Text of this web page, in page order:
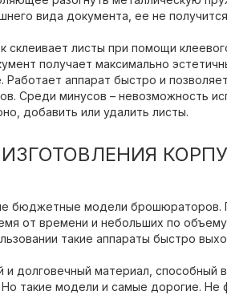
вида документа, ее не
склеивает листы при помощи
получает максимально
Работает аппарат быстро и
Среди минусов – невозможность
добавить или удалить листы.
бюджетные модели брошюраторов.
от времени и небольших по
такие аппараты быстро
долговечный материал, способный
такие модели и самые дорогие. Не